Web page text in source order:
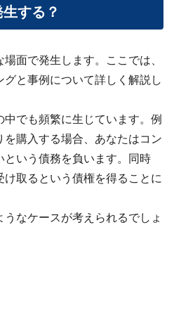
する？
面で発生します。ここでは、
と事例について詳しく解説し
でも頻繁に生じています。例
を購入する場合、あなたはコン
という債務を負います。同時
取るという債権を得ることに
なケースが考えられるでしょ